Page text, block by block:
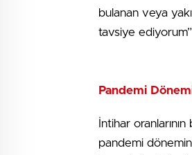
bulanan veya
tavsiye
Pandemi
İntihar
pandemi